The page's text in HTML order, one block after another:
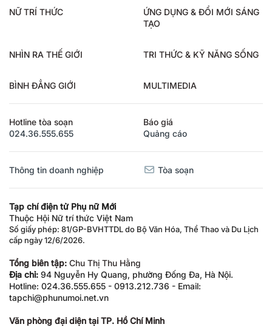
NỮ TRÍ THỨC
ỨNG DỤNG & ĐỔI MỚI SÁNG
TẠO
NHÌN RA THẾ GIỚI TRI THỨC & KỸ NĂNG SỐNG
BÌNH ĐẲNG GIỚI MULTIMEDIA
Hotline tòa soạn
024.36.555.655
Báo giá
Quảng cáo
Thông tin doanh nghiệp Tòa soạn
Tạp chí điện tử Phụ nữ Mới
Thuộc Hội Nữ trí thức Việt Nam
Số giấy phép: 81/GP-BVHTTDL do Bộ Văn Hóa, Thể Thao và Du Lịch
cấp ngày 12/6/2026.
Tổng biên tập: Chu Thị Thu Hằng
Địa chỉ: 94 Nguyễn Hy Quang, phường Đống Đa, Hà Nội.
Hotline: 024.36.555.655 - 0913.212.736 - Email:
tapchi@phunumoi.net.vn
Văn phòng đại diện tại TP. Hồ Chí Minh